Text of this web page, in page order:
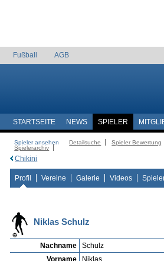
Fußball AGB
STARTSEITE NEWS SPIELER
Spieler ansehen Detailsuche Spieler Bewertung
Spielerarchiv
Chikini
Profil Vereine Galerie Videos
Niklas Schulz
Nachname
Schulz
Vorname
Niklas